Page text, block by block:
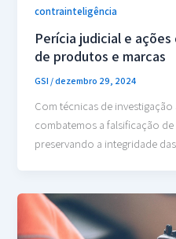
contrainteligência
Perícia judicial e
de produtos e marcas
GSI /dezembro 29, 2024
Com técnicas de
combatemos a falsificação
preservando a integridade